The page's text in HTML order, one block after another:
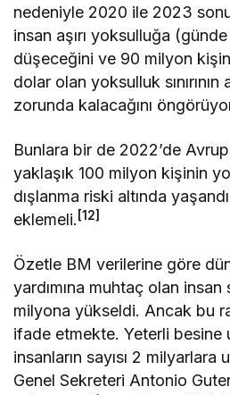
nedeniyle 2020 ile 2023
insan aşırı yoksulluğa (günde
düşeceğini ve 90 milyon
dolar olan yoksulluk
zorunda kalacağını
Bunlara bir de 2022’de
yaklaşık 100 milyon kişinin
dışlanma riski altında
eklemeli. [12]
Özetle BM verilerine göre
yardımına muhtaç olan insan
milyona yükseldi. Ancak bu
ifade etmekte. Yeterli besine
insanların sayısı 2 milyarlara
Genel Sekreteri Antonio